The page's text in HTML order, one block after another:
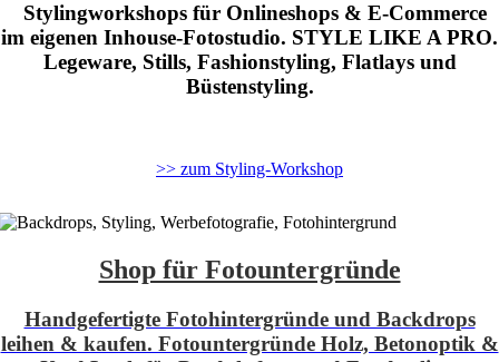
Stylingworkshops für Onlineshops & E-Commerce
im eigenen Inhouse-Fotostudio. STYLE LIKE A PRO.
Legeware, Stills, Fashionstyling, Flatlays und
Büstenstyling.
>> zum Styling-Workshop
Shop für Fotountergründe
Handgefertigte Fotohintergründe und Backdrops
leihen & kaufen. Fotountergründe Holz, Betonoptik &